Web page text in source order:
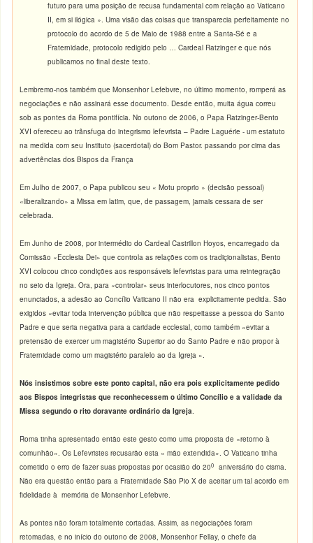
futuro para uma posição de recusa fundamental com relação ao Vaticano
II, em si ilógica ». Uma visão das coisas que transparecia perfeitamente no
protocolo do acordo de 5 de Maio de 1988 entre a Santa-Sé e a
Fraternidade, protocolo redigido pelo … Cardeal Ratzinger e que nós
publicamos no final deste texto.
Lembremo-nos também que Monsenhor Lefebvre, no último momento, romperá as
negociações e não assinará esse documento. Desde então, muita água correu
sob as pontes da Roma pontifícia. No outono de 2006, o Papa Ratzinger-Bento
XVI ofereceu ao trânsfuga do integrismo lefevrista – Padre Laguérie - um estatuto
na medida com seu Instituto (sacerdotal) do Bom Pastor. passando por cima das
advertências dos Bispos da França
Em Julho de 2007, o Papa publicou seu « Motu proprio » (decisão pessoal)
«liberalizando» a Missa em latim, que, de passagem, jamais cessara de ser
celebrada.
Em Junho de 2008, por intermédio do Cardeal Castrillon Hoyos, encarregado da
Comissão «Ecclesia Dei» que controla as relações com os tradiçionalistas, Bento
XVI colocou cinco condições aos responsáveis lefevristas para uma reintegração
no seio da Igreja. Ora, para «controlar» seus interlocutores, nos cinco pontos
enunciados, a adesão ao Concílio Vaticano II não era explicitamente pedida. São
exigidos «evitar toda intervenção pública que não respeitasse a pessoa do Santo
Padre e que seria negativa para a caridade ecclesial, como também «evitar a
pretensão de exercer um magistério Superior ao do Santo Padre e não propor à
Fraternidade como um magistério paralelo ao da Igreja ».
Nós insistimos sobre este ponto capital, não era pois explicitamente pedido
aos Bispos integristas que reconhecessem o último Concílio e a validade da
Missa segundo o rito doravante ordinário da Igreja.
Roma tinha apresentado então este gesto como uma proposta de «retorno à
comunhão». Os Lefevristes recusarão esta « mão extendida». O Vaticano tinha
cometido o erro de fazer suas propostas por ocasião do 200
aniversário do cisma.
Não era questão então para a Fraternidade São Pio X de aceitar um tal acordo em
fidelidade à memória de Monsenhor Lefebvre.
As pontes não foram totalmente cortadas. Assim, as negociações foram
retomadas, e no início do outono de 2008, Monsenhor Fellay, o chefe da